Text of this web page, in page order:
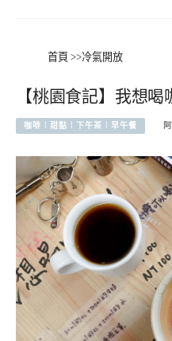
首頁 >>冷氣開放
【桃園食記】我想
咖啡︱甜點︱下午茶︱早午餐